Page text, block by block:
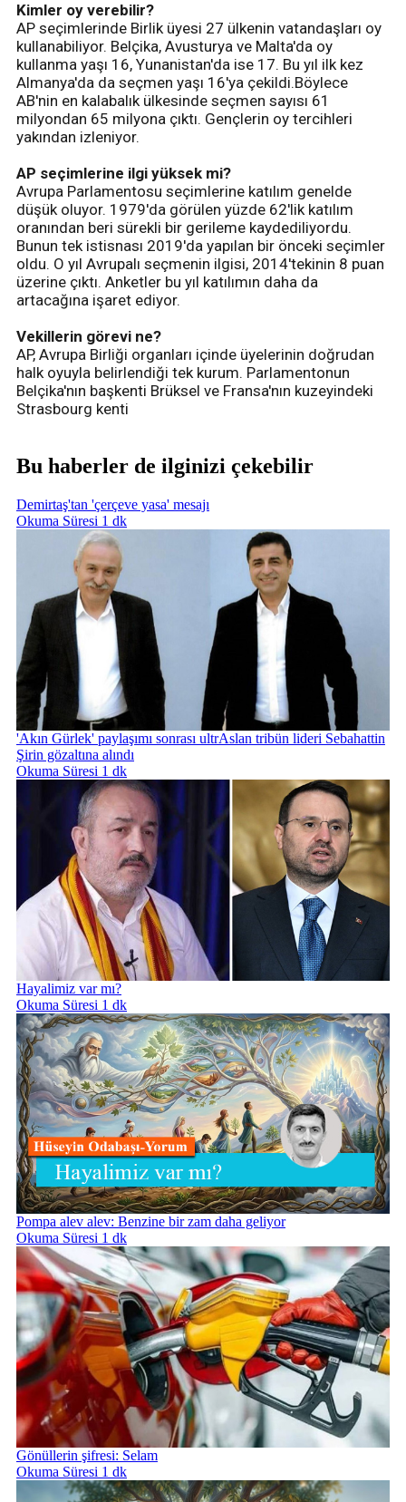
Kimler oy verebilir?
AP seçimlerinde Birlik üyesi 27 ülkenin vatandaşları oy
kullanabiliyor. Belçika, Avusturya ve Malta'da oy
kullanma yaşı 16, Yunanistan'da ise 17. Bu yıl ilk kez
Almanya'da da seçmen yaşı 16'ya çekildi.Böylece
AB'nin en kalabalık ülkesinde seçmen sayısı 61
milyondan 65 milyona çıktı. Gençlerin oy tercihleri
yakından izleniyor.
AP seçimlerine ilgi yüksek mi?
Avrupa Parlamentosu seçimlerine katılım genelde
düşük oluyor. 1979'da görülen yüzde 62'lik katılım
oranından beri sürekli bir gerileme kaydediliyordu.
Bunun tek istisnası 2019'da yapılan bir önceki seçimler
oldu. O yıl Avrupalı seçmenin ilgisi, 2014'tekinin 8 puan
üzerine çıktı. Anketler bu yıl katılımın daha da
artacağına işaret ediyor.
Vekillerin görevi ne?
AP, Avrupa Birliği organları içinde üyelerinin doğrudan
halk oyuyla belirlendiği tek kurum. Parlamentonun
Belçika'nın başkenti Brüksel ve Fransa'nın kuzeyindeki
Strasbourg kenti
Bu haberler de ilginizi çekebilir
Demirtaş'tan 'çerçeve yasa' mesajı
Okuma Süresi 1 dk
'Akın Gürlek' paylaşımı sonrası ultrAslan tribün lideri Sebahattin
Şirin gözaltına alındı
Okuma Süresi 1 dk
Hayalimiz var mı?
Okuma Süresi 1 dk
Pompa alev alev: Benzine bir zam daha geliyor
Okuma Süresi 1 dk
Gönüllerin şifresi: Selam
Okuma Süresi 1 dk